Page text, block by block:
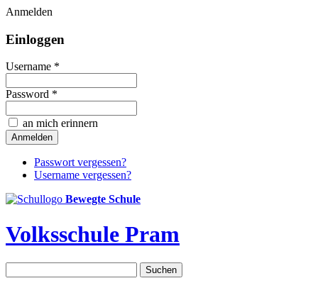
Anmelden
Einloggen
Username *
Password *
an mich erinnern
Passwort vergessen?
Username vergessen?
Bewegte Schule
Volksschule Pram